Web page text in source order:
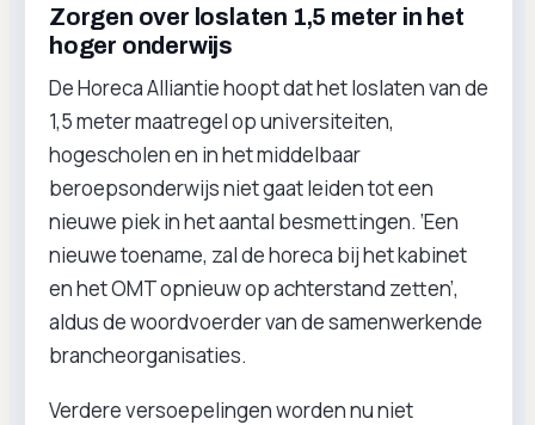
Zorgen over loslaten 1,5 meter in het
hoger onderwijs
De Horeca Alliantie hoopt dat het loslaten van de
1,5 meter maatregel op universiteiten,
hogescholen en in het middelbaar
beroepsonderwijs niet gaat leiden tot een
nieuwe piek in het aantal besmettingen. ‘Een
nieuwe toename, zal de horeca bij het kabinet
en het OMT opnieuw op achterstand zetten’,
aldus de woordvoerder van de samenwerkende
brancheorganisaties.
Verdere versoepelingen worden nu niet